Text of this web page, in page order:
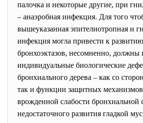
палочка и некоторые другие, при
– анаэробная инфекция. Для того
вышеуказанная эпителиотропная и
инфекция могла привести к
бронхоэктазов, несомненно, должны
индивидуальные биологические
бронхиального дерева – как со
так и функции защитных
врожденной слабости бронхиальной
недостаточного развития гладкой